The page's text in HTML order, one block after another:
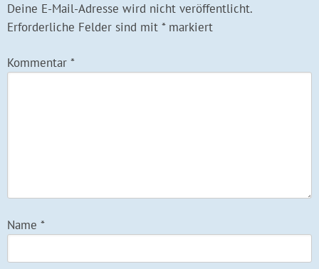
Deine E-Mail-Adresse wird nicht veröffentlicht.
Erforderliche Felder sind mit *markiert
Kommentar *
Name *